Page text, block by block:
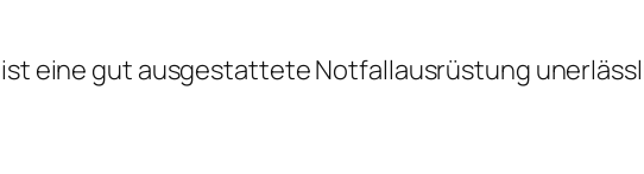
eine gut ausgestattete Notfallausrüstung